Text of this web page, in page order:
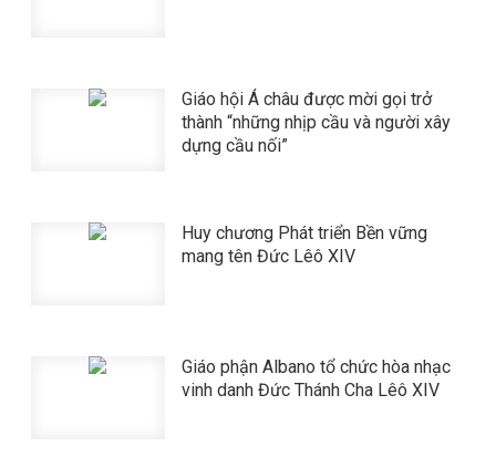
Giáo hội Á châu được mời gọi trở
thành “những nhịp cầu và người xây
dựng cầu nối”
Huy chương Phát triển Bền vững
mang tên Đức Lêô XIV
Giáo phận Albano tổ chức hòa nhạc
vinh danh Đức Thánh Cha Lêô XIV